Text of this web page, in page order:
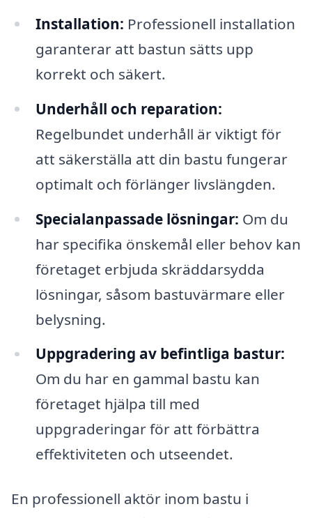
Installation: Professionell installation
garanterar att bastun sätts upp
korrekt och säkert.
Underhåll och reparation:
Regelbundet underhåll är viktigt för
att säkerställa att din bastu fungerar
optimalt och förlänger livslängden.
Specialanpassade lösningar: Om du
har specifika önskemål eller behov kan
företaget erbjuda skräddarsydda
lösningar, såsom bastuvärmare eller
belysning.
Uppgradering av befintliga bastur:
Om du har en gammal bastu kan
företaget hjälpa till med
uppgraderingar för att förbättra
effektiviteten och utseendet.
En professionell aktör inom bastu i